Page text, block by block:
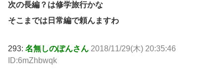
次の長編？は修学旅行かな
そこまでは日常編で頼んますわ
293: 名無しのぽんさん 2018/11/29(木) 20:35:46
ID:6mZhbwqk